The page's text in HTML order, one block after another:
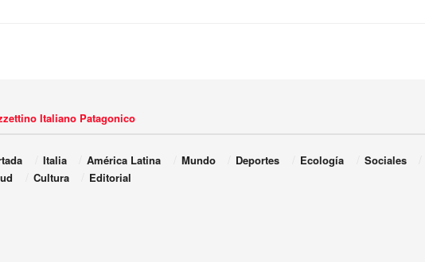
Italiano Patagonico
Italia América Latina Mundo Deportes Ecología Sociales
Cultura Editorial